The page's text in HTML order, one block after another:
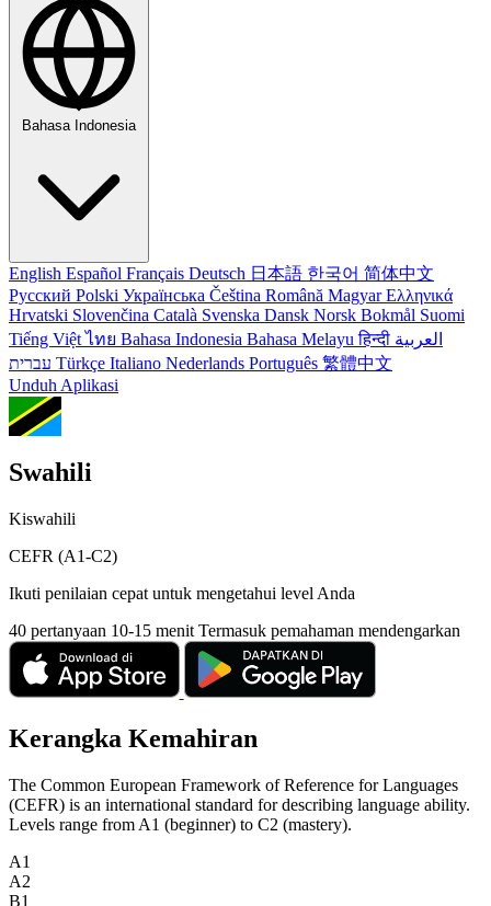
Bahasa Indonesia
English Español Français Deutsch 日本語 한국어 简体中文
Русский Polski Українська Čeština Română MagyarΕλληνικά
Hrvatski Slovenčina Català Svenska Dansk Norsk Bokmål Suomi
Tiếng Việtไทย Bahasa Indonesia Bahasa Melayuहिन्दी العربية
Türkçe Italiano Nederlands Português 繁體中文
Unduh Aplikasi
Swahili
Kiswahili
CEFR (A1-C2)
Ikuti penilaian cepat untuk mengetahui level Anda
40 pertanyaan 10-15 menit Termasuk pemahaman mendengarkan
Kerangka Kemahiran
The Common European Framework of Reference for Languages
(CEFR) is an international standard for describing language ability.
Levels range from A1 (beginner) to C2 (mastery).
A1
A2
B1